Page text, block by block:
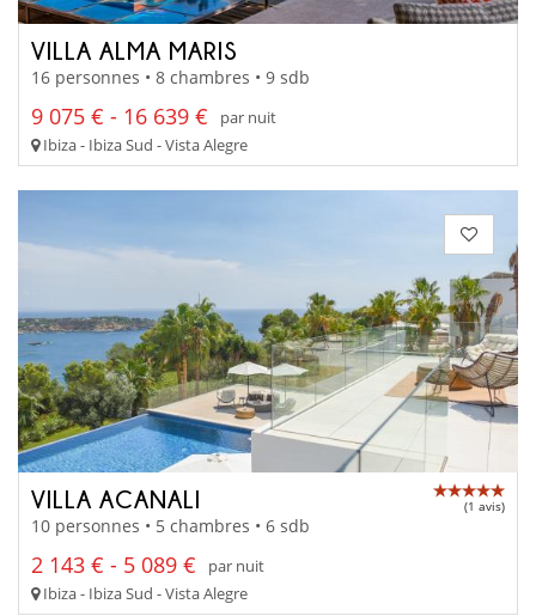
VILLA ALMA MARIS
16 personnes • 8 chambres • 9 sdb
9 075 € - 16 639 €
par nuit
Ibiza - Ibiza Sud - Vista Alegre
VILLA ACANALI (1 avis)
10 personnes • 5 chambres • 6 sdb
2 143 € - 5 089 €
par nuit
Ibiza - Ibiza Sud - Vista Alegre